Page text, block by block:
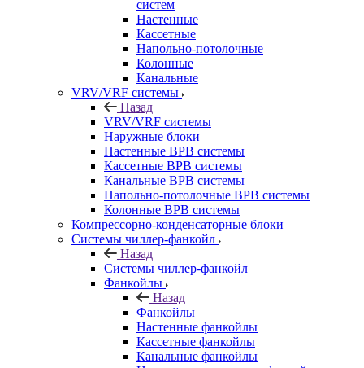
систем
Настенные
Кассетные
Напольно-потолочные
Колонные
Канальные
VRV/VRF системы
Назад
VRV/VRF системы
Наружные блоки
Настенные ВРВ системы
Кассетные ВРВ системы
Канальные ВРВ системы
Напольно-потолочные ВРВ системы
Колонные ВРВ системы
Компрессорно-конденсаторные блоки
Системы чиллер-фанкойл
Назад
Системы чиллер-фанкойл
Фанкойлы
Назад
Фанкойлы
Настенные фанкойлы
Кассетные фанкойлы
Канальные фанкойлы